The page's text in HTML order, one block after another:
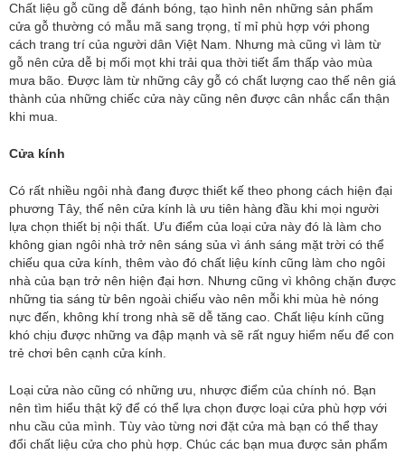
Chất liệu gỗ cũng dễ đánh bóng, tạo hình nên những sản phẩm
cửa gỗ thường có mẫu mã sang trọng, tỉ mỉ phù hợp với phong
cách trang trí của người dân Việt Nam. Nhưng mà cũng vì làm từ
gỗ nên cửa dễ bị mối mọt khi trải qua thời tiết ẩm thấp vào mùa
mưa bão. Được làm từ những cây gỗ có chất lượng cao thế nên giá
thành của những chiếc cửa này cũng nên được cân nhắc cẩn thận
khi mua.
Cửa kính
Có rất nhiều ngôi nhà đang được thiết kế theo phong cách hiện đại
phương Tây, thế nên cửa kính là ưu tiên hàng đầu khi mọi người
lựa chọn thiết bị nội thất. Ưu điểm của loại cửa này đó là làm cho
không gian ngôi nhà trở nên sáng sủa vì ánh sáng mặt trời có thể
chiếu qua cửa kính, thêm vào đó chất liệu kính cũng làm cho ngôi
nhà của bạn trở nên hiện đại hơn. Nhưng cũng vì không chặn được
những tia sáng từ bên ngoài chiếu vào nên mỗi khi mùa hè nóng
nực đến, không khí trong nhà sẽ dễ tăng cao. Chất liệu kính cũng
khó chịu được những va đập mạnh và sẽ rất nguy hiểm nếu để con
trẻ chơi bên cạnh cửa kính.
Loại cửa nào cũng có những ưu, nhược điểm của chính nó. Bạn
nên tìm hiểu thật kỹ để có thể lựa chọn được loại cửa phù hợp với
nhu cầu của mình. Tùy vào từng nơi đặt cửa mà bạn có thể thay
đổi chất liệu cửa cho phù hợp. Chúc các bạn mua được sản phẩm